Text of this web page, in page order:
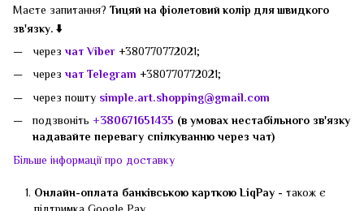
Маєте запитання? Тицяй на фіолетовий колір для швидкого
зв'язку. ⬇️
через чат Viber +380770772021;
через чат Telegram +380770772021;
через пошту simple.art.shopping@gmail.com
подзвоніть +380671651435 (в умовах нестабільного зв'язку
надавайте перевагу спілкуванню через чат)
Більше інформації про доставку
Онлайн-оплата банківською карткою LiqPay - також є
підтримка Google Pay